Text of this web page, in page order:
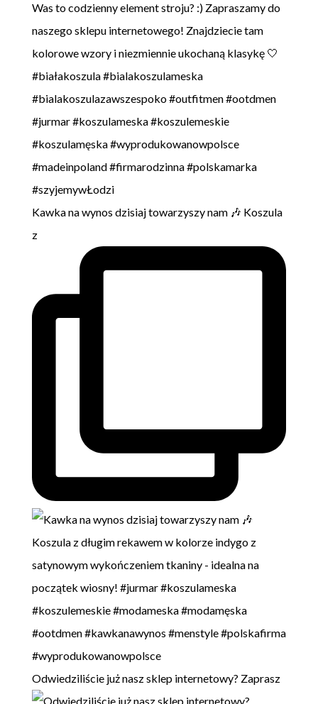
Kawka na wynos dzisiaj towarzyszy nam 🎶 Koszula
z
Odwiedziliście już nasz sklep internetowy? Zaprasz